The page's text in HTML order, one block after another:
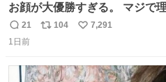
お顔が大優勝すぎる。 マジで
テるだろうなぁ
返
信
21
リ
ト
104
い
数
7,291
1日前